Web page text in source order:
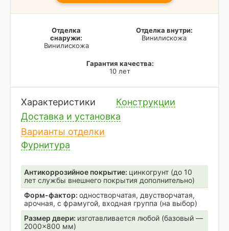
Отделка
снаружи:
Винилискожа
Отделка внутри:
Винилискожа
Гарантия качества:
10 лет
Характеристики
Конструкции
Доставка и установка
Варианты отделки
Фурнитура
Антикоррозийное покрытие: цинкогрунт (до 10
лет службы внешнего покрытия дополнительно)
Форм-фактор: одностворчатая, двустворчатая,
арочная, с фрамугой, входная группа (на выбор)
Размер двери: изготавливается любой (базовый —
2000×800 мм)